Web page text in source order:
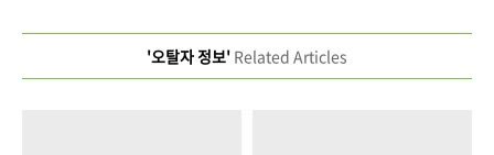
'오탈자 정보' Related Articles